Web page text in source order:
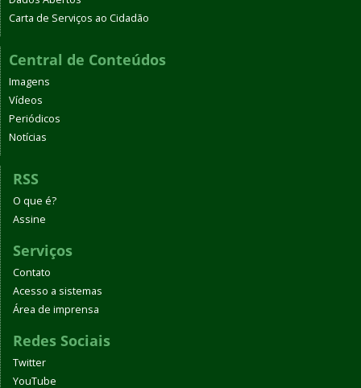
Carta de Serviços ao Cidadão
Central de Conteúdos
Imagens
Vídeos
Periódicos
Notícias
RSS
O que é?
Assine
Serviços
Contato
Acesso a sistemas
Área de imprensa
Redes Sociais
Twitter
YouTube